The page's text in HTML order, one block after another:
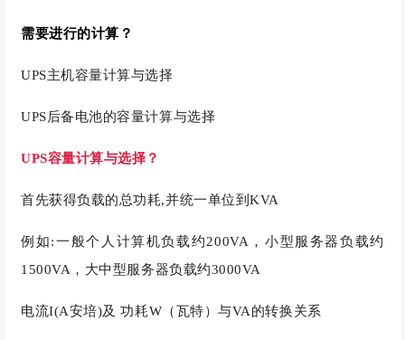
需要进行的计算？
UPS主机容量计算与选择
UPS后备电池的容量计算与选择
UPS容量计算与选择？
首先获得负载的总功耗,并统一单位到KVA
例如:一般个人计算机负载约200VA，小型服务器负载约
1500VA，大中型服务器负载约3000VA
电流I(A安培)及 功耗W（瓦特）与VA的转换关系